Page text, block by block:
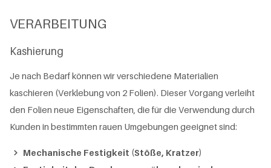
VERARBEITUNG
Kashierung
Je nach Bedarf können wir verschiedene Materialien
kaschieren (Verklebung von 2 Folien). Dieser Vorgang verleiht
den Folien neue Eigenschaften, die für die Verwendung durch
Kunden in bestimmten rauen Umgebungen geeignet sind:
Mechanische Festigkeit (Stöße, Kratzer)